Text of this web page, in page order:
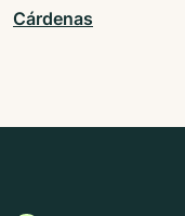
Cárdenas